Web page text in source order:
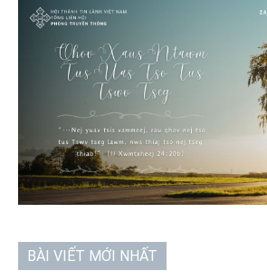
BÀI VIẾT MỚI NHẤT